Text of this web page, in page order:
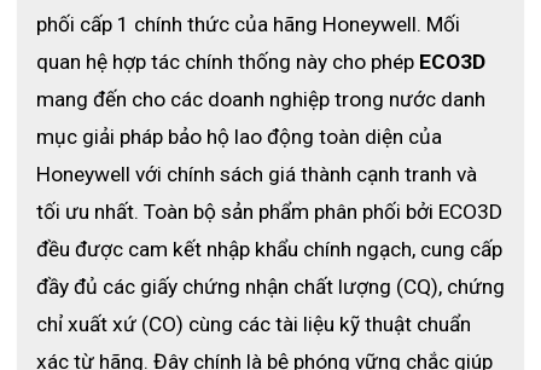
phối cấp 1 chính thức của hãng Honeywell. Mối
quan hệ hợp tác chính thống này cho phép ECO3D
mang đến cho các doanh nghiệp trong nước danh
mục giải pháp bảo hộ lao động toàn diện của
Honeywell với chính sách giá thành cạnh tranh và
tối ưu nhất. Toàn bộ sản phẩm phân phối bởi ECO3D
đều được cam kết nhập khẩu chính ngạch, cung cấp
đầy đủ các giấy chứng nhận chất lượng (CQ), chứng
chỉ xuất xứ (CO) cùng các tài liệu kỹ thuật chuẩn
xác từ hãng. Đây chính là bệ phóng vững chắc giúp